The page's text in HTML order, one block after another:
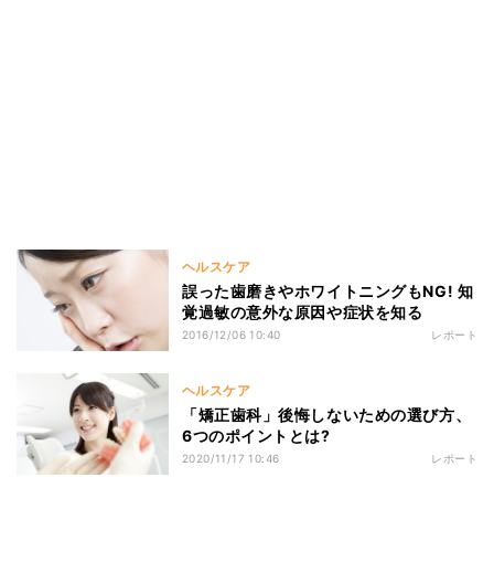
ヘルスケア
誤った歯磨きやホワイトニングもNG! 知
覚過敏の意外な原因や症状を知る
2016/12/06 10:40 レポート
ヘルスケア
「矯正歯科」後悔しないための選び方、
6つのポイントとは?
2020/11/17 10:46 レポート